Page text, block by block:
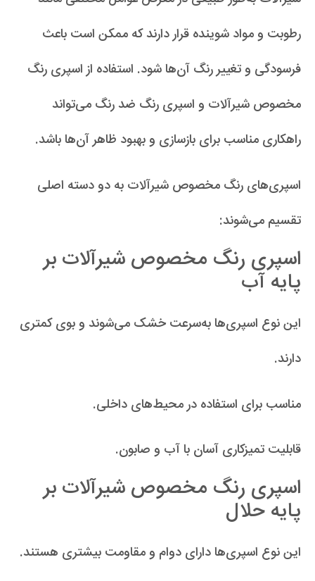
رطوبت و مواد شوینده قرار دارند که ممکن است باعث
فرسودگی و تغییر رنگ آن‌ها شود. استفاده از اسپری رنگ
مخصوص شیرآلات و اسپری رنگ ضد رنگ می‌تواند
راهکاری مناسب برای بازسازی و بهبود ظاهر آن‌ها باشد.
اسپری‌های رنگ مخصوص شیرآلات به دو دسته اصلی
تقسیم می‌شوند:
اسپری‌ رنگ مخصوص شیرآلات بر
پایه آب
این نوع اسپری‌ها به‌سرعت خشک می‌شوند و بوی کمتری
دارند.
مناسب برای استفاده در محیط‌های داخلی.
قابلیت تمیزکاری آسان با آب و صابون.
اسپری‌ رنگ مخصوص شیرآلات بر
پایه حلال
این نوع اسپری‌ها دارای دوام و مقاومت بیشتری هستند.